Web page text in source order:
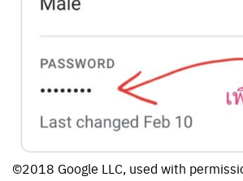
©2018 Google LLC, used with